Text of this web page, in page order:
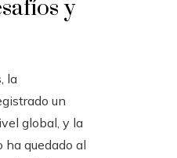
y
la
un
global, y la
ha quedado al